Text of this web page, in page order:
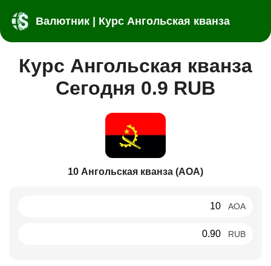
Валютник | Курс Ангольская кванза
Курс Ангольская кванза
Сегодня 0.9 RUB
10 Ангольская кванза (AOA)
AOA
RUB